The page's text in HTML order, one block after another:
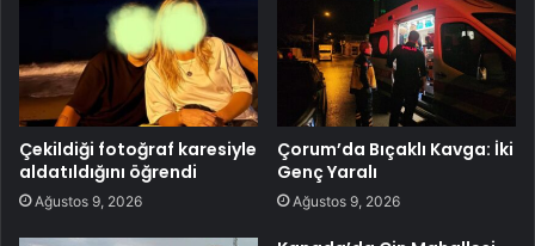
Çekildiği fotoğraf karesiyle
aldatıldığını öğrendi
Ağustos 9, 2026
Çorum’da Bıçaklı Kavga: İki
Genç Yaralı
Ağustos 9, 2026